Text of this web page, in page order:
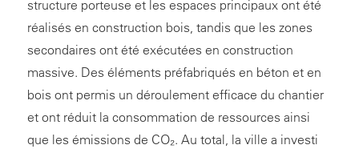
structure porteuse et les espaces principaux ont été
réalisés en construction bois, tandis que les zones
secondaires ont été exécutées en construction
massive. Des éléments préfabriqués en béton et en
bois ont permis un déroulement efficace du chantier
et ont réduit la consommation de ressources ainsi
que les émissions de CO₂. Au total, la ville a investi